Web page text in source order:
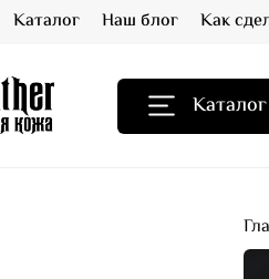
Каталог Наш блог Как
Каталог